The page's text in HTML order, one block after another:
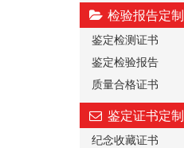
检验报告定制
鉴定检测证书
鉴定检验报告
质量合格证书
鉴定证书定制
纪念收藏证书